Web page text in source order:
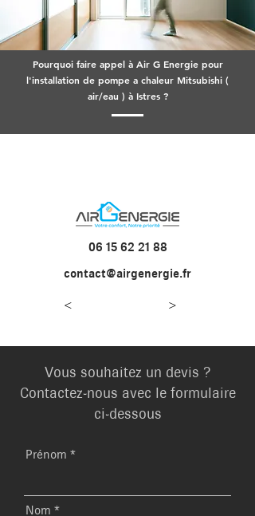
Pourquoi faire appel à Air G Energie pour
l'installation de pompe a chaleur Mitsubishi (
air/eau ) à Istres ?
06 15 62 21 88
contact@airgenergie.fr
< >
Vous souhaitez un devis ?
Contactez-nous avec le formulaire
ci-dessous
Prénom
Nom